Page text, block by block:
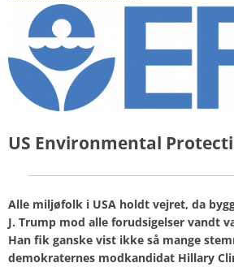
US Environmental
Alle miljøfolk i USA holdt vejret, da
J. Trump mod alle forudsigelser vandt
Han fik ganske vist ikke så mange
demokraternes modkandidat Hillary